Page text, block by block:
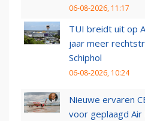
06-08-2026, 11:17
TUI breidt uit op
jaar meer
Schiphol
06-08-2026, 10:24
Nieuwe ervaren
voor geplaagd Air